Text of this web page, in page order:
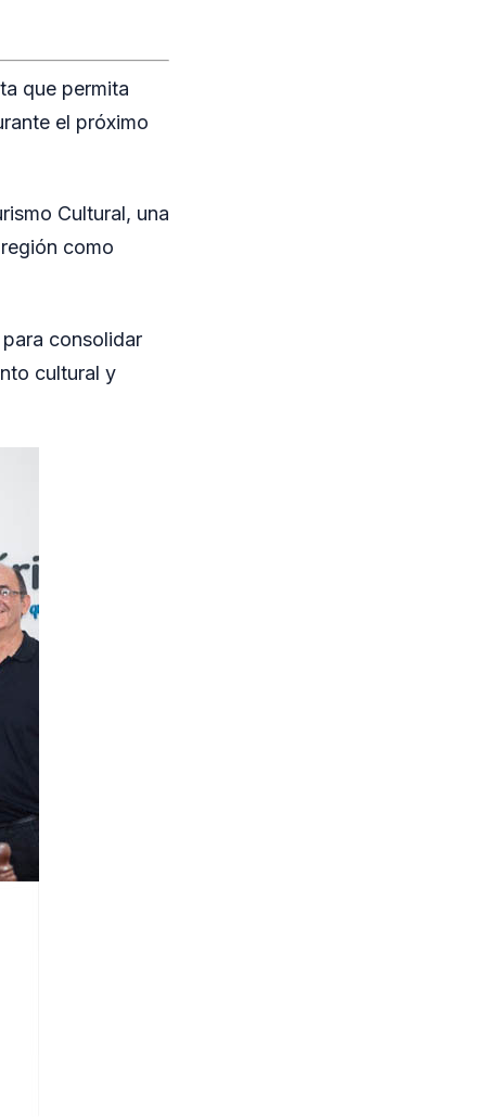
que permita
el próximo
Cultural, una
como
consolidar
cultural y